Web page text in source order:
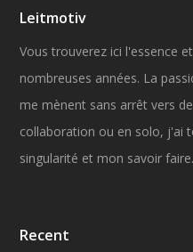
Leitmotiv
Vous trouverez ici l'essence
nombreuses années. La
me mènent sans arrêt vers
collaboration ou en solo, j'ai
singularité et mon savoir
Recent